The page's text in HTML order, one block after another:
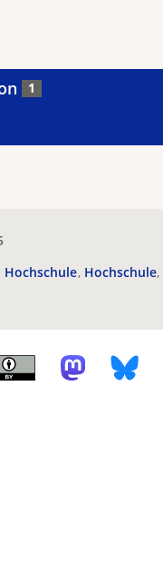
1
Hochschule Hochschule